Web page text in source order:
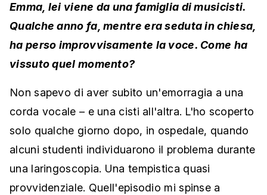
Emma, lei viene da una famiglia di musicisti.
Qualche anno fa, mentre era seduta in chiesa,
ha perso improvvisamente la voce. Come ha
vissuto quel momento?
Non sapevo di aver subito un'emorragia a una
corda vocale – e una cisti all'altra. L'ho scoperto
solo qualche giorno dopo, in ospedale, quando
alcuni studenti individuarono il problema durante
una laringoscopia. Una tempistica quasi
provvidenziale. Quell'episodio mi spinse a